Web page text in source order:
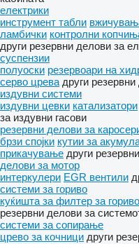
електрики
инструмент табли
ламбички контролни
други резервни делови за
суспензии
полуоски резервоари на
серво црева други
издувни системи
издувни цевки катализатори
за издувни гасови
резервни делови за
брзи спојки кутии за
прикачување други
делови за мотор
интеркулери EGR вентили
системи за гориво
куќишта за филтер за гориво
резервни делови за
системи за сопирање
црево за кочници други